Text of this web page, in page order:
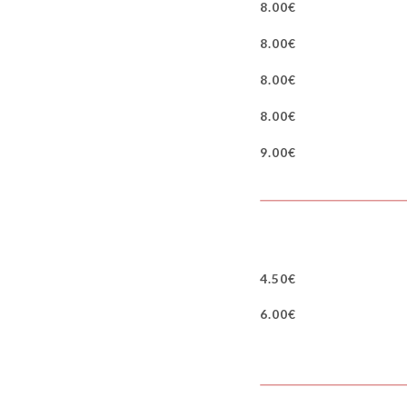
8.00€
8.00€
8.00€
8.00€
9.00€
4.50€
6.00€